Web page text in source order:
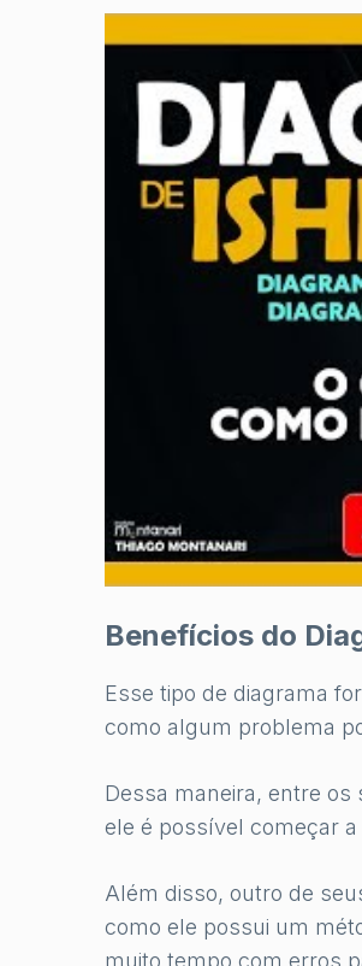
Benefícios do
Esse tipo de diagrama
como algum problema
Dessa maneira, entre
ele é possível começar
Além disso, outro de
como ele possui um
muito tempo com erros